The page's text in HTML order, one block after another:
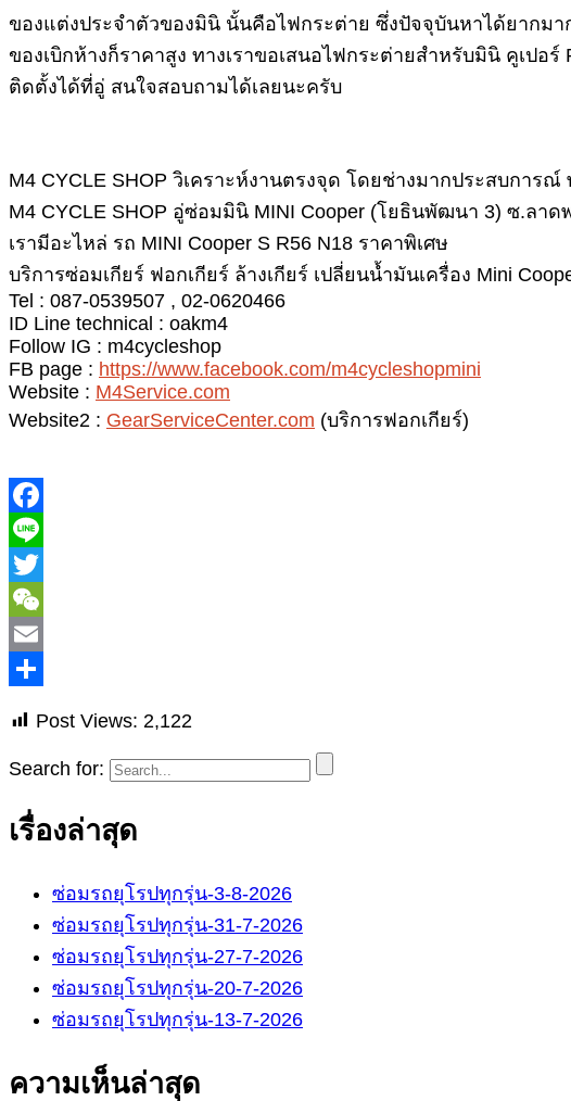
ของแต่งประจำตัวของมินิ นั้นคือไฟกระต่าย ซึ่งปัจจุบันหาได้ยากมา
ของเบิกห้างก็ราคาสูง ทางเราขอเสนอไฟกระต่ายสำหรับมินิ คูเปอร์
ติดตั้งได้ที่อู่ สนใจสอบถามได้เลยนะครับ
M4 CYCLE SHOP วิเคราะห์งานตรงจุด โดยช่างมากประสบการ
M4 CYCLE SHOP อู่ซ่อมมินิ MINI Cooper (โยธินพัฒนา 3) ซ.ลาด
เรามีอะไหล่ รถ MINI Cooper S R56 N18 ราคาพิเศษ
บริการซ่อมเกียร์ ฟอกเกียร์ ล้างเกียร์ เปลี่ยนน้ำมันเครื่อง Mini
Tel : 087-0539507 , 02-0620466
ID Line technical : oakm4
Follow IG : m4cycleshop
FB page : https://www.facebook.com/m4cycleshopmini
Website : M4Service.com
Website2 : GearServiceCenter.com (บริการฟอกเกียร์)
Post Views: 2,122
Search for:
เรื่องล่าสุด
ซ่อมรถยุโรปทุกรุ่น-3-8-2026
ซ่อมรถยุโรปทุกรุ่น-31-7-2026
ซ่อมรถยุโรปทุกรุ่น-27-7-2026
ซ่อมรถยุโรปทุกรุ่น-20-7-2026
ซ่อมรถยุโรปทุกรุ่น-13-7-2026
ความเห็นล่าสุด